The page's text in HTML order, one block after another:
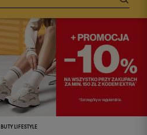
BUTY LIFESTYLE